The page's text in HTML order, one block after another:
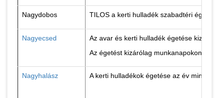
Nagydobos TILOS a kerti hulladék szabadtéri
Nagyecsed
Az avar és kerti hulladék égetése
Az égetést kizárólag munkanapokon 10-
Nagyhalász A kerti hulladékok égetése az év